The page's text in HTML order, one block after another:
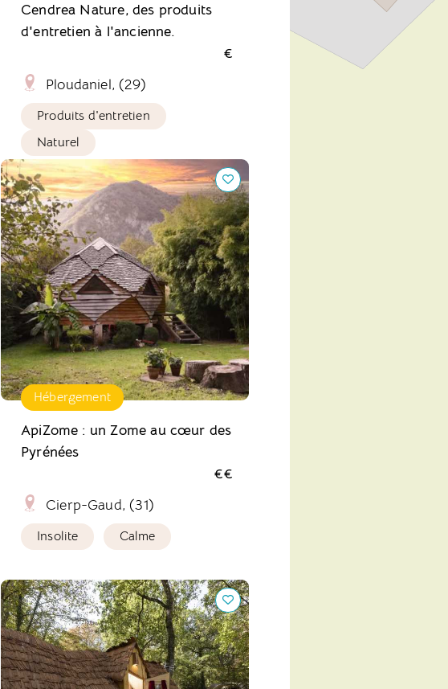
Cendrea Nature, des produits
d'entretien à l'ancienne.
€
Ploudaniel, (29)
Produits d'entretien
Naturel
Hébergement
ApiZome : un Zome au cœur des
Pyrénées
€€
Cierp-Gaud, (31)
Insolite Calme
ApiZome : un Zome au cœur des
Pyrénées
Camping Ushuaïa Villages, Au Bois
Joli